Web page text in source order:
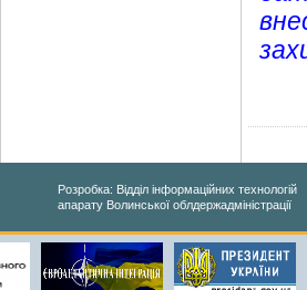
Розробка: Відділ інформаційних технологій
апарату Волинської облдержадміністрації